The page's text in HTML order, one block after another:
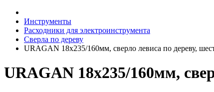
Инструменты
Расходники для электроинструмента
Сверла по дереву
URAGAN 18x235/160мм, сверло левиса по дереву,
URAGAN 18x235/160мм,